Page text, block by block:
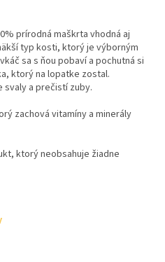
prírodná maškrta vhodná aj
typ kosti, ktorý je výborným
sa s ňou pobaví a pochutná si
ktorý na lopatke zostal.
svaly a prečistí zuby.
zachová vitamíny a minerály
ktorý neobsahuje žiadne